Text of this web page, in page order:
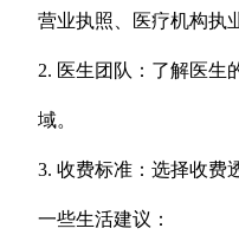
营业执照、医疗机构执
2. 医生团队：了解医生
域。
3. 收费标准：选择收费
一些生活建议：